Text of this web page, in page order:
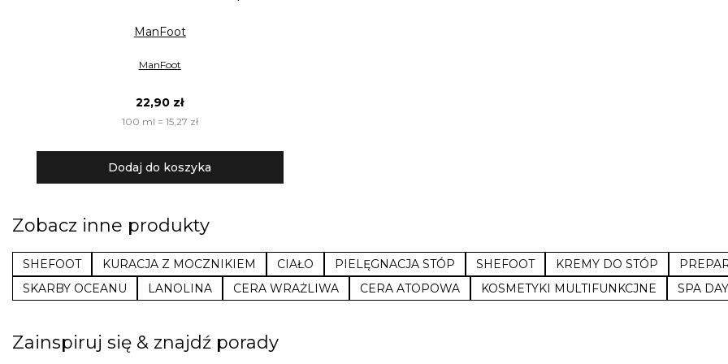
ManFoot
ManFoot
22,90 zł
100 ml = 15,27 zł
Dodaj do koszyka
Zobacz inne produkty
SHEFOOT KURACJA Z MOCZNIKIEM CIAŁO PIELĘGNACJA STÓP SHEFOOT KREMY DO STÓP
SKARBY OCEANU
LANOLINA CERA WRAŻLIWA CERA ATOPOWA KOSMETYKI MULTIFUNKCJNE SPA
Zainspiruj się & znajdź porady